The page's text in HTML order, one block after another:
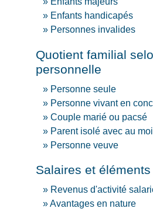
Enfants handicapés
Personnes invalides
Quotient familial
personnelle
Personne seule
Personne vivant en
Couple marié ou pacsé
Parent isolé avec au
Personne veuve
Salaires et
Revenus d'activité
Avantages en nature